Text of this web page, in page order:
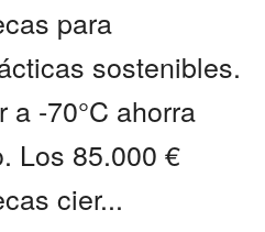
para
sostenibles.
a -70°C ahorra
Los 85.000 €
cier...